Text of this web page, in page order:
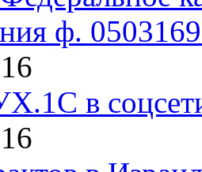
ф.
в